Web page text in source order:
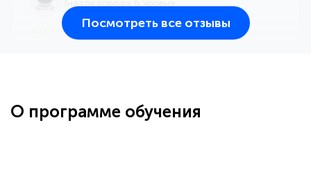
большое количество методических
Посмотреть все отзывы
О программе обучения